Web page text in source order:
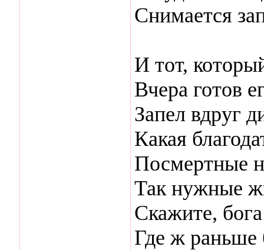
Снимается
И тот,
Вчера готов
Запел вдруг
Какая
Посмертные
Так нужные
Скажите,
Где ж